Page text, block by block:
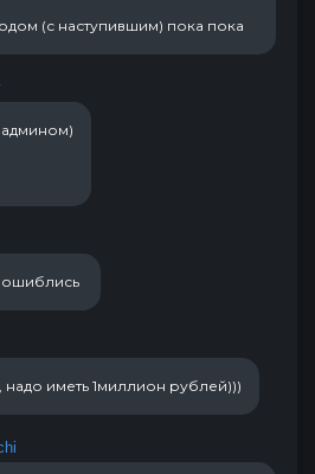
(с наступившим) пока пока
админом)
надо иметь 1миллион рублей)))